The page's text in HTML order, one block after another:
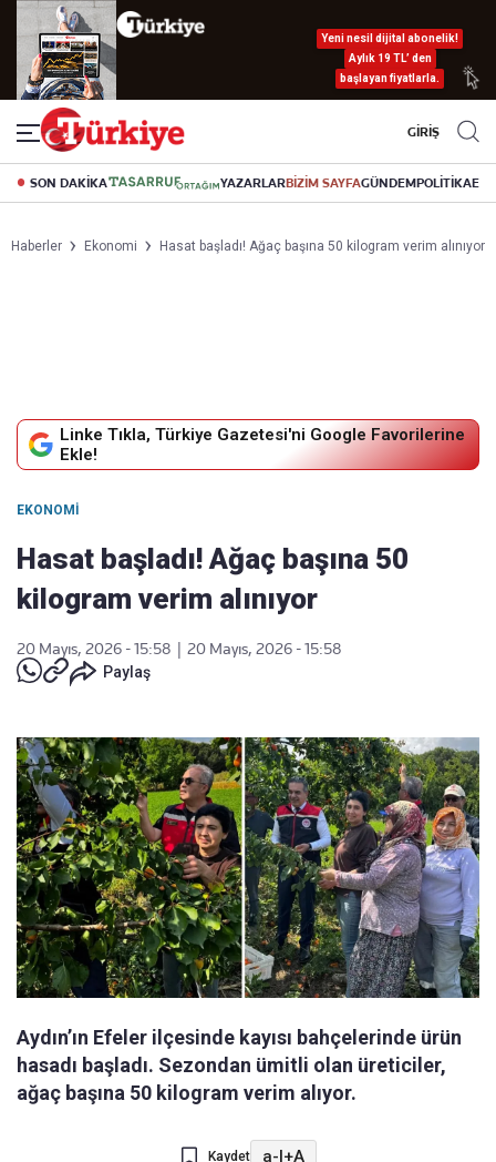
Yeni nesil dijital abonelik!
Aylık 19 TL’ den
başlayan fiyatlarla.
GİRİŞ
SON DAKİKA YAZARLARBİZİM SAYFAGÜNDEMPOLİTİKA
Haberler Ekonomi Hasat başladı! Ağaç başına 50 kilogram verim alınıyor
Linke Tıkla, Türkiye Gazetesi'ni Google Favorilerine
Ekle!
EKONOMI
Hasat başladı! Ağaç başına 50
kilogram verim alınıyor
20 Mayıs, 2026 - 15:58
20 Mayıs, 2026 - 15:58
Paylaş
Aydın’ın Efeler ilçesinde kayısı bahçelerinde ürün
hasadı başladı. Sezondan ümitli olan üreticiler,
ağaç başına 50 kilogram verim alıyor.
Kaydet a-|+A